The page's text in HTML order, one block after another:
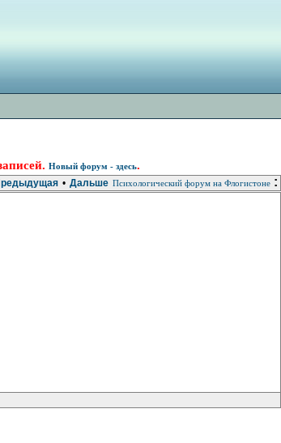
Новый форум - здесь.
Психологический форум на Флогистоне :
• Дальше